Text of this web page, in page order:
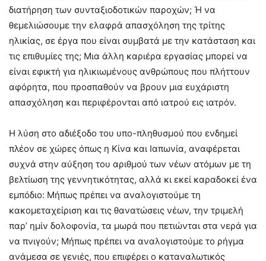
διατήρηση των συνταξιοδοτικών παροχών; Ή να
θεμελιώσουμε την ελαφρά απασχόληση της τρίτης
ηλικίας, σε έργα που είναι συμβατά με την κατάσταση και
τις επιθυμίες της; Μια άλλη καριέρα εργασίας μπορεί να
είναι εφικτή για ηλικιωμένους ανθρώπους που πλήττουν
αφόρητα, που προσπαθούν να βρουν μια ευχάριστη
απασχόληση και περιφέρονται από ιατρού εις ιατρόν.
Η λύση στο αδιέξοδο του υπο-πληθυσμού που ενδημεί
πλέον σε χώρες όπως η Κίνα και Ιαπωνία, αναφέρεται
συχνά στην αύξηση του αριθμού των νέων ατόμων με τη
βελτίωση της γεννητικότητας, αλλά κι εκεί καραδοκεί ένα
εμπόδιο: Μήπως πρέπει να αναλογιστούμε τη
κακομεταχείριση και τις θανατώσεις νέων, την τριμελή
παρ’ ημίν δολοφονία, τα μωρά που πετιώνται στα νερά για
να πνιγούν; Μήπως πρέπει να αναλογιστούμε το ρήγμα
ανάμεσα σε γενιές, που επιφέρει ο καταναλωτικός